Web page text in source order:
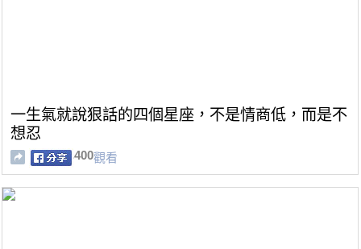
一生氣就說狠話的四個星座，不是情商低，而是不
想忍
400觀看